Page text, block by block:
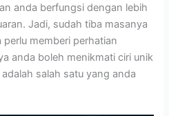
anda berfungsi dengan lebih
Jadi, sudah tiba masanya
memberi perhatian
anda boleh menikmati ciri unik
salah satu yang anda